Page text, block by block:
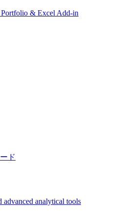
& Excel Add-in
ド
advanced analytical tools